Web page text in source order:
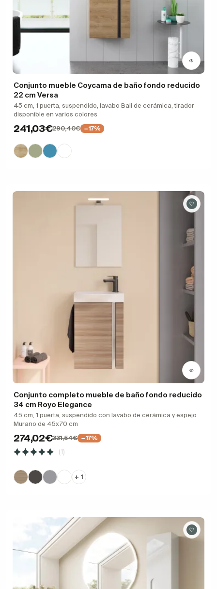
Conjunto mueble Coycama de baño fondo reducido
22 cm Versa
45 cm, 1 puerta, suspendido, lavabo Bali de cerámica, tirador
disponible en varios colores
241,03€290,40€ −17%
Conjunto completo mueble de baño fondo reducido
34 cm Royo Elegance
45 cm, 1 puerta, suspendido con lavabo de cerámica y espejo
Murano de 45x70 cm
274,02€331,54€ −17%
(1)
+ 1